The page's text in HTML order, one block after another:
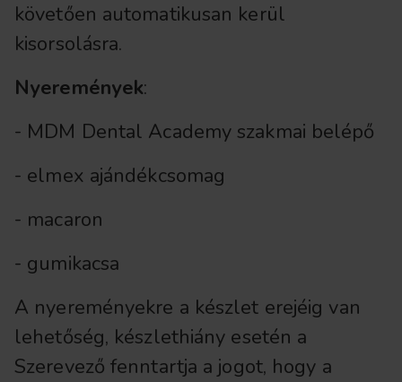
követően automatikusan kerül
kisorsolásra.
Nyeremények:
- MDM Dental Academy szakmai belépő
- elmex ajándékcsomag
- macaron
- gumikacsa
A nyereményekre a készlet erejéig van
lehetőség, készlethiány esetén a
Szerevező fenntartja a jogot, hogy a